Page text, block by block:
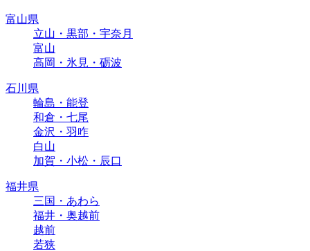
富山県
立山・黒部・宇奈月
富山
高岡・氷見・砺波
石川県
輪島・能登
和倉・七尾
金沢・羽咋
白山
加賀・小松・辰口
福井県
三国・あわら
福井・奥越前
越前
若狭